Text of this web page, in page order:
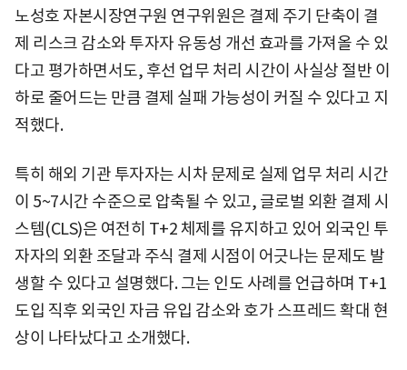
노성호 자본시장연구원 연구위원은 결제 주기 단축이 결
제 리스크 감소와 투자자 유동성 개선 효과를 가져올 수 있
다고 평가하면서도, 후선 업무 처리 시간이 사실상 절반 이
하로 줄어드는 만큼 결제 실패 가능성이 커질 수 있다고 지
적했다.
특히 해외 기관 투자자는 시차 문제로 실제 업무 처리 시간
이 5~7시간 수준으로 압축될 수 있고, 글로벌 외환 결제 시
스템(CLS)은 여전히 T+2 체제를 유지하고 있어 외국인 투
자자의 외환 조달과 주식 결제 시점이 어긋나는 문제도 발
생할 수 있다고 설명했다. 그는 인도 사례를 언급하며 T+1
도입 직후 외국인 자금 유입 감소와 호가 스프레드 확대 현
상이 나타났다고 소개했다.